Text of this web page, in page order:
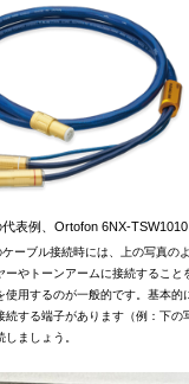
表例、Ortofon 6NX-TSW1010
ーブル接続時には、上の写真の
ーやトーンアームに接続すること
使用するのが一般的です。基本的
続する端子があります（例：下の
ましょう。